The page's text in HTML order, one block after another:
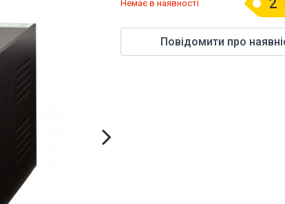
Немає в наявності
Повідомити про